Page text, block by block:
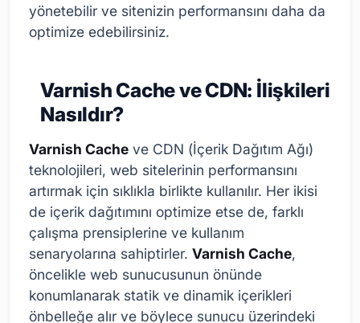
yönetebilir ve sitenizin performansını daha da
optimize edebilirsiniz.
Varnish Cache ve CDN: İlişkileri
Nasıldır?
Varnish Cache ve CDN (İçerik Dağıtım Ağı)
teknolojileri, web sitelerinin performansını
artırmak için sıklıkla birlikte kullanılır. Her ikisi
de içerik dağıtımını optimize etse de, farklı
çalışma prensiplerine ve kullanım
senaryolarına sahiptirler. Varnish Cache,
öncelikle web sunucusunun önünde
konumlanarak statik ve dinamik içerikleri
önbelleğe alır ve böylece sunucu üzerindeki